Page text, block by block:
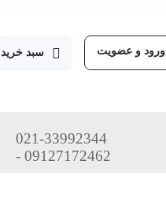
سبد خرید ورود و عضویت
021-33992344
- 09127172462